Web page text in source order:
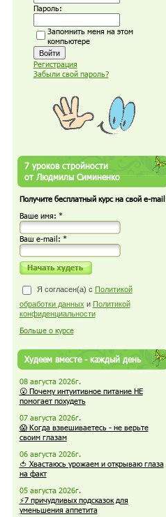
Пароль:
Запомнить меня на этом
компьютере
Регистрация
Забыли свой пароль?
7 уроков стройности
от Людмилы Симиненко
Получите бесплатный курс на свой e-mail
Ваше имя: *
Ваш е-mail: *
Я согласен(а) с Политикой
обработки данных и Политикой
конфиденциальности
Больше о курсе
Худеем вместе - каждый день
08 августа 2026г.
😮 Почему интуитивное питание НЕ
помогает похудеть
07 августа 2026г.
😱 Когда взвешиваетесь - не верьте
своим глазам
06 августа 2026г.
🍅 Хвастаюсь урожаем и открываю глаза
на факт
05 августа 2026г.
⚡7 причудливых подсказок для
уменьшения аппетита